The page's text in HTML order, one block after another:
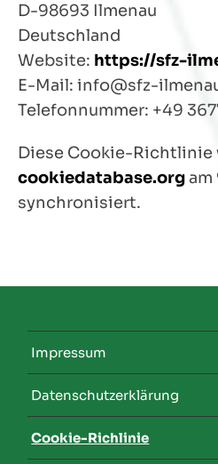
D-98693 Ilmenau
Deutschland
Website: https://sfz-
E-Mail: info@sfz-
Telefonnummer: +49
Diese Cookie-Richtlinie
cookiedatabase.orgam
synchronisiert.
Impressum
Datenschutzerklärung
Cookie-Richlinie